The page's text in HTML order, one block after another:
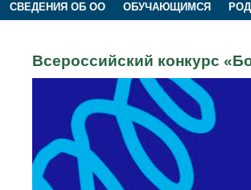
СВЕДЕНИЯ ОБ ОО ОБУЧАЮЩИМСЯ
Всероссийский конкурс